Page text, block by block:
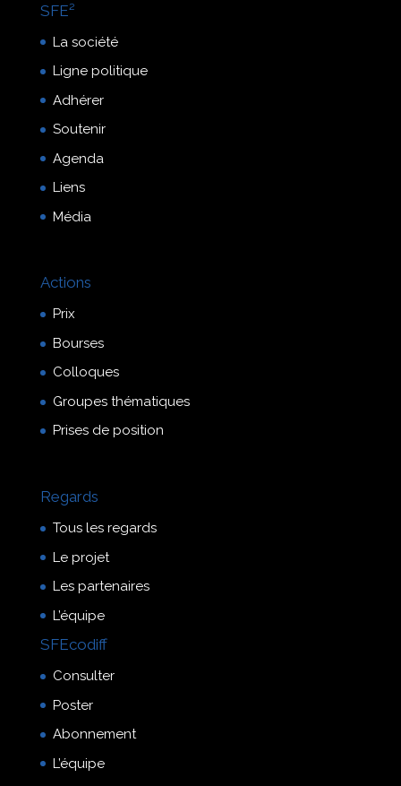
SFE²
La société
Ligne politique
Adhérer
Soutenir
Agenda
Liens
Média
Actions
Prix
Bourses
Colloques
Groupes thématiques
Prises de position
Regards
Tous les regards
Le projet
Les partenaires
L’équipe
SFEcodiff
Consulter
Poster
Abonnement
L’équipe